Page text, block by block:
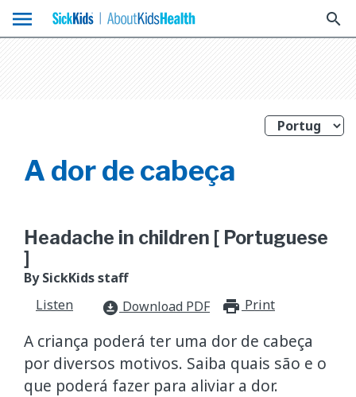
menu search
A dor de cabeça
Headache in children [ Portuguese
]
By SickKids staff
Listen
download_for_offline Download PDF Print
A criança poderá ter uma dor de cabeça
por diversos motivos. Saiba quais são e o
que poderá fazer para aliviar a dor.